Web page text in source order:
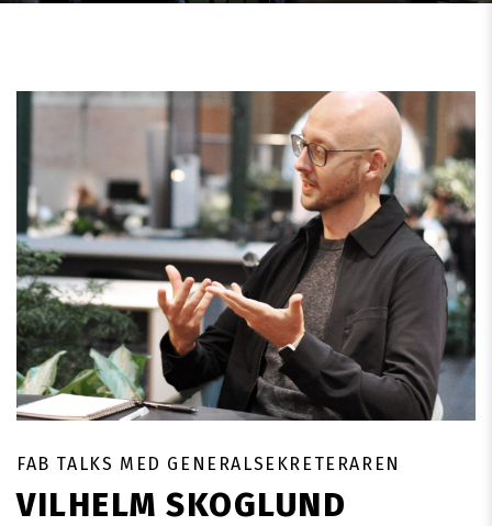
FAB TALKS MED GENERALSEKRETERAREN
VILHELM SKOGLUND